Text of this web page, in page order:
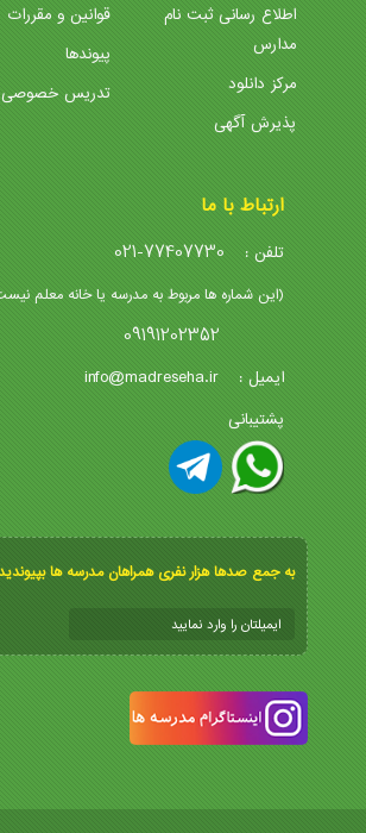
اطلاع رسانی ثبت نام
مدارس
مرکز دانلود
پذیرش آگهی
قوانین و مقررات
پیوندها
تدریس خصوصی
ارتباط با ما
تلفن : 021-77407730
(این شماره ها مربوط به مدرسه یا خانه معلم
09191202352
ایمیل : info@madreseha.ir
پشتیبانی
به جمع صدها هزار نفری همراهان مدرسه ها